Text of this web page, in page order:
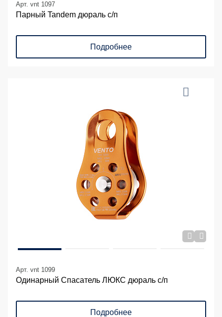
Арт. vnt 1097
Парный Tandem дюраль с/п
Подробнее
Арт. vnt 1099
Одинарный Спасатель ЛЮКС дюраль с/п
Подробнее